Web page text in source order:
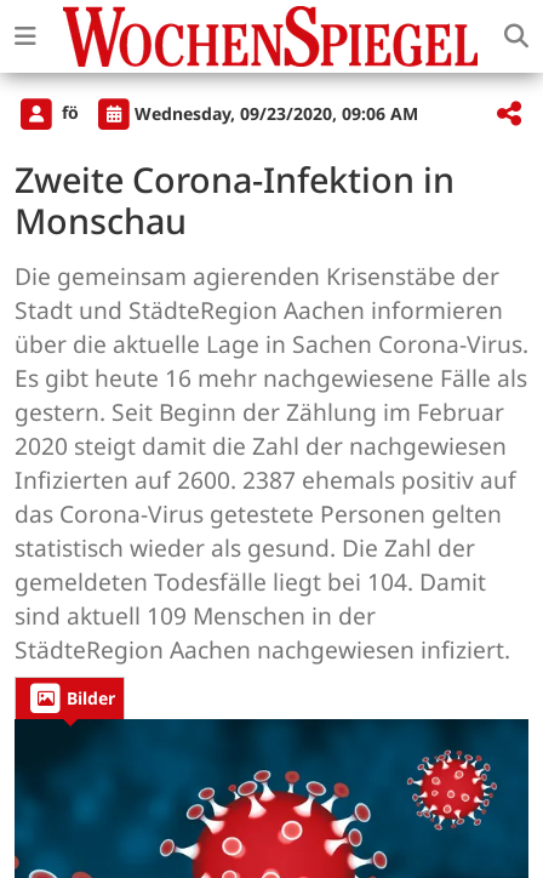
fö Wednesday, 09/23/2020, 09:06 AM
Zweite Corona-Infektion in
Monschau
Die gemeinsam agierenden Krisenstäbe der
Stadt und StädteRegion Aachen informieren
über die aktuelle Lage in Sachen Corona-Virus.
Es gibt heute 16 mehr nachgewiesene Fälle als
gestern. Seit Beginn der Zählung im Februar
2020 steigt damit die Zahl der nachgewiesen
Infizierten auf 2600. 2387 ehemals positiv auf
das Corona-Virus getestete Personen gelten
statistisch wieder als gesund. Die Zahl der
gemeldeten Todesfälle liegt bei 104. Damit
sind aktuell 109 Menschen in der
StädteRegion Aachen nachgewiesen infiziert.
Bilder